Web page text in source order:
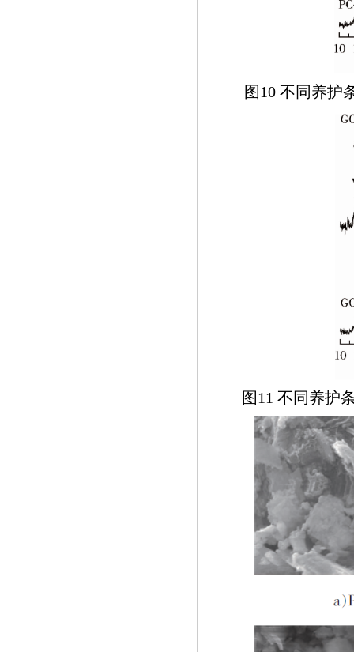
图10 不同养护
图11 不同养护